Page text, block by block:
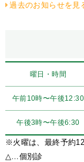
過去のお知らせを見
曜日・時間
午前10時〜午後12:30
午後3時〜午後6:30
※火曜は、最終予約
△…個別診